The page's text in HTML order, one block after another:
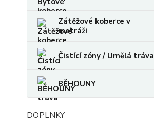
Zátěžové koberce v
metráži
Čistící zóny / Umělá tráva
BĚHOUNY
DOPLNKY